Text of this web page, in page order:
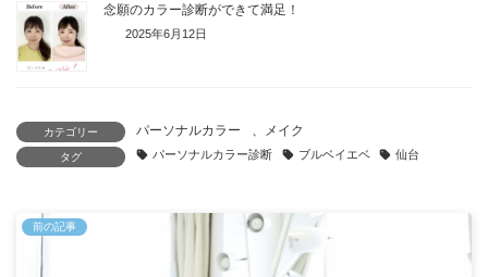
念願のカラー診断ができて満足！
2025年6月12日
カテゴリー パーソナルカラー 、 メイク
タグ パーソナルカラー診断 ブルベイエベ 仙台
前の記事